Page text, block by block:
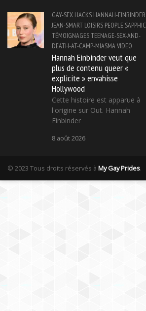
GAY-SEX HACKS HANNAH-EINBINDER
JEAN-SMART LOISIRS PEOPLE SAPPHIC
TÉMOIGNAGESTEENAGE-SEX-AND-
DEATH-AT-CAMP-MIASMAVIDEO
Hannah Einbinder veut que
plus de contenu queer «
explicite » envahisse
Hollywood
Cette histoire est apparue à
l'origine sur Out. Hannah
Einbinder
8 août 2026
© 2023 Tous droits réservés à My Gay Prides.